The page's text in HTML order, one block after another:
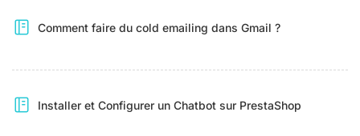
Comment faire du cold emailing dans Gmail ?
Installer et Configurer un Chatbot sur PrestaShop